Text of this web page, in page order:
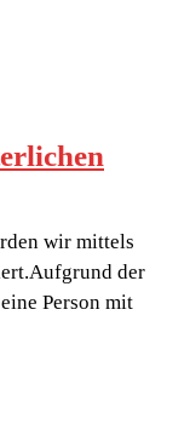
wir mittels
der
Person mit